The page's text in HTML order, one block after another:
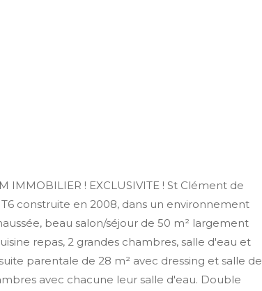
IMMOBILIER ! EXCLUSIVITE ! St Clément de
construite en 2008, dans un environnement
beau salon/séjour de 50 m² largement
repas, 2 grandes chambres, salle d'eau et
parentale de 28 m² avec dressing et salle de
avec chacune leur salle d'eau. Double